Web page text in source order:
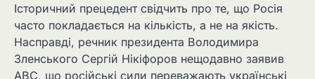
Історичний прецедент свідчить про те, що Росія
часто покладається на кількість, а не на якість.
Насправді, речник президента Володимира
Зленського Сергій Нікіфоров нещодавно заявив
ABC, що російські сили переважають українські